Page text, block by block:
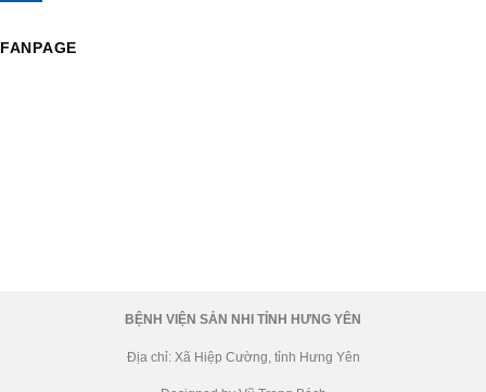
FANPAGE
BỆNH VIỆN SẢN NHI TỈNH HƯNG YÊN
Địa chỉ: Xã Hiệp Cường, tỉnh Hưng Yên